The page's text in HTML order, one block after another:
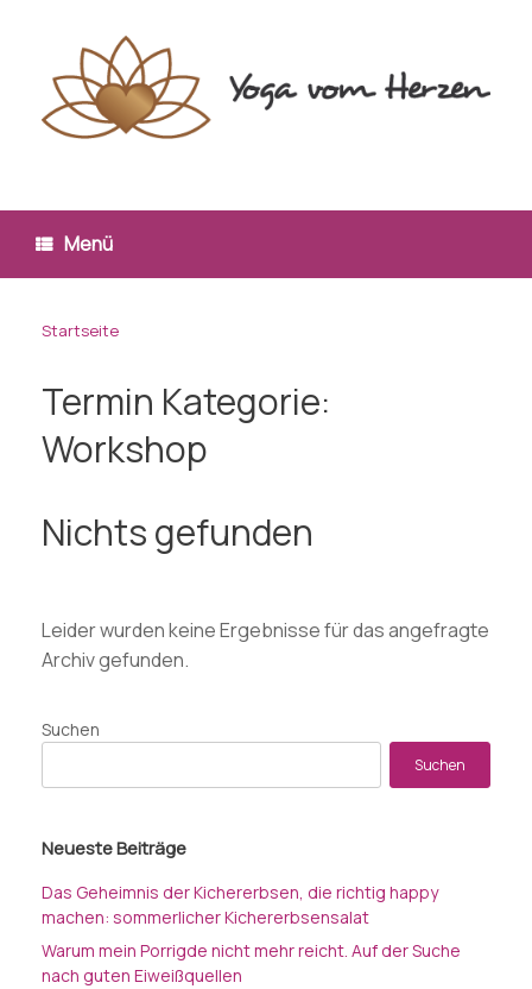
Menü
Startseite
Termin Kategorie:
Workshop
Nichts gefunden
Leider wurden keine Ergebnisse für das angefragte
Archiv gefunden.
Suchen
Suchen
Neueste Beiträge
Das Geheimnis der Kichererbsen, die richtig happy
machen: sommerlicher Kichererbsensalat
Warum mein Porrigde nicht mehr reicht. Auf der Suche
nach guten Eiweißquellen